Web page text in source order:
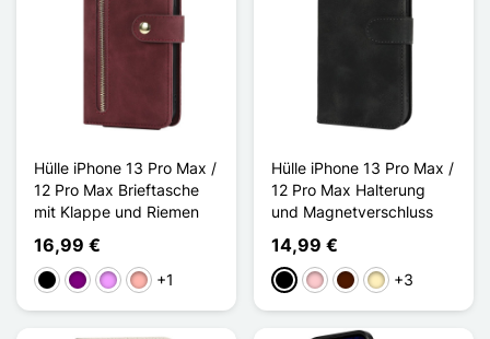
Hülle iPhone 13 Pro Max /
12 Pro Max Brieftasche
mit Klappe und Riemen
16,99 €
Schwarz
ViolettHellviolett
Roségold
+1
Hülle iPhone 13 Pro Max /
12 Pro Max Halterung
und Magnetverschluss
14,99 €
Schwarz
PinkDunkelbraun
Hellbraun
+3